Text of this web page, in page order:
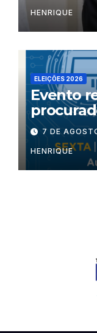
HENRIQUE
ELEIÇÕES 2026
Evento
7 DE
HENRIQUE